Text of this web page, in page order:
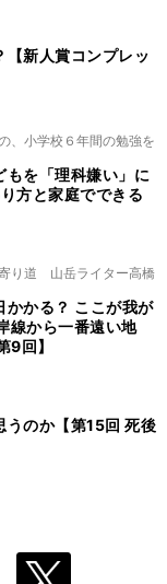
【新人賞コンプレッ
、小学校６年間の勉強を
を「理科嫌い」に
方と家庭でできる
り道 山岳ライター高橋
かかる？ ここが我が
線から一番遠い地
9回】
うのか【第15回 死後